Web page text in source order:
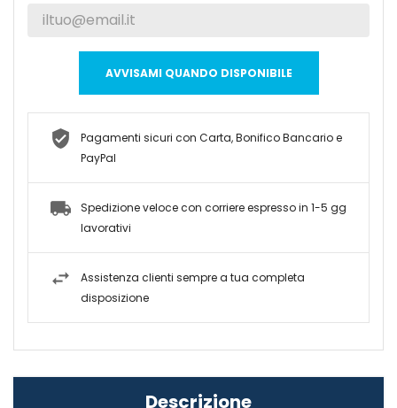
AVVISAMI QUANDO DISPONIBILE
Pagamenti sicuri con Carta, Bonifico Bancario e
PayPal
Spedizione veloce con corriere espresso in 1-5 gg
lavorativi
Assistenza clienti sempre a tua completa
disposizione
Descrizione